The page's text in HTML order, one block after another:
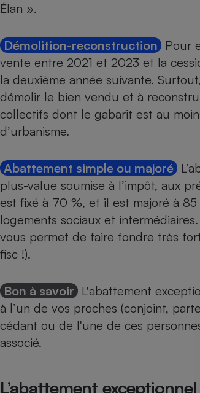
Élan ».
Démolition-reconstruction Pour
vente entre 2021 et 2023 et la
la deuxième année suivante.
démolir le bien vendu et à
collectifs dont le gabarit est au
d’urbanisme.
Abattement simple ou majoré
plus-value soumise à l’impôt, aux
est fixé à 70 %, et il est majoré à
logements sociaux et
vous permet de faire fondre très
fisc !).
Bon à savoir L'abattement
à l’un de vos proches (conjoint,
cédant ou de l'une de ces
associé.
L’abattement